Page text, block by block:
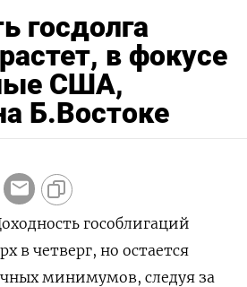
госдолга
в фокусе
США,
Б.Востоке
гособлигаций
в четверг, ‌но остается
минимумов, следуя за